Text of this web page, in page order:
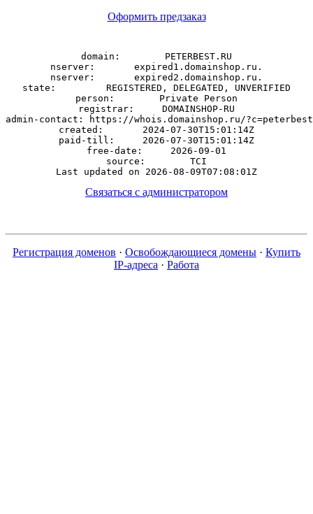
Оформить предзаказ
domain:        PETERBEST.RU
nserver:       expired1.domainshop.ru.
nserver:       expired2.domainshop.ru.
state:         REGISTERED, DELEGATED, UNVERIFIED
person:        Private Person
registrar:     DOMAINSHOP-RU
admin-contact: https://whois.domainshop.ru/
created:       2024-07-30T15:01:14Z
paid-till:     2026-07-30T15:01:14Z
free-date:     2026-09-01
source:        TCI
Связаться с администратором
Регистрация доменов · Освобождающиеся домены · Купить
IP-адреса · Работа